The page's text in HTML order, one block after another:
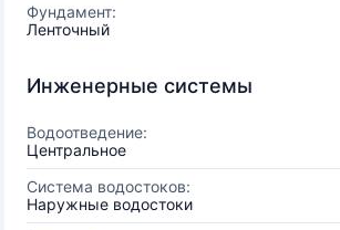
Фундамент:
Ленточный
Инженерные системы
Водоотведение:
Центральное
Система водостоков:
Наружные водостоки